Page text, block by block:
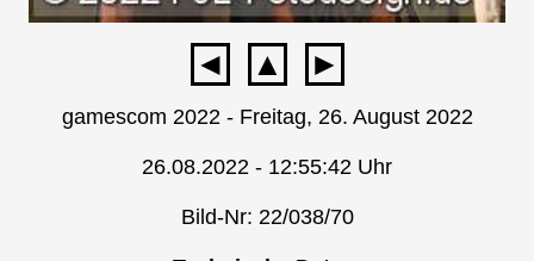
◄ ▲ ►
gamescom 2022 - Freitag, 26. August 2022
26.08.2022 - 12:55:42 Uhr
Bild-Nr: 22/038/70